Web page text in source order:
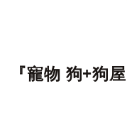
『寵物 狗+狗